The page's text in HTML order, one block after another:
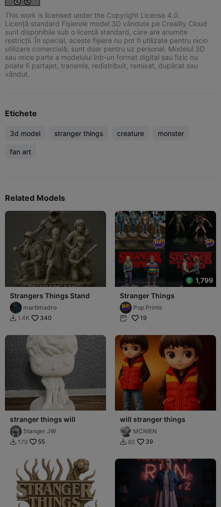
This work is licensed under the Copyright License 4.0.
Licență standard Fișierele model 3D vândute pe Creality Cloud
sunt disponibile sub o licență standard, care are anumite
restricții. În special, aceste fișiere nu pot fi utilizate pentru nicio
utilizare comercială; sunt doar pentru uz personal. Modelul 3D
sau orice parte a modelului într-un format digital sau fizic nu
poate fi partajat, transmis, redistribuit, remixat, duplicat sau
vândut.
Etichete
3d model stranger things creature monster
fan art
Related Models
Strangers Things Stand
martimadro
 1.4K 340
1,799
Stranger Things
Pop Prints
 19
stranger things will
Stanger JW
 179 55
will stranger things
MCNIEN
 80 39